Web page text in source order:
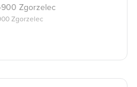
Zgorzelec
Zgorzelec